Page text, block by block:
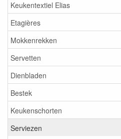
Keukentextiel Elias
Etagières
Mokkenrekken
Servetten
Dienbladen
Bestek
Keukenschorten
Serviezen